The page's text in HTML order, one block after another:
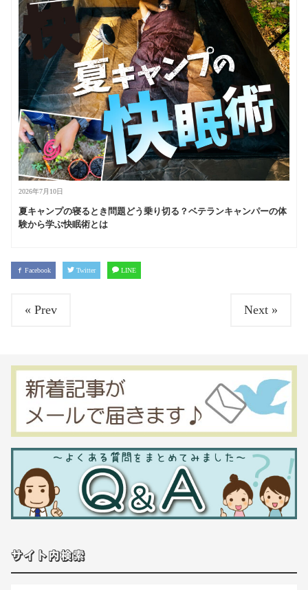
2026年7月10日
夏キャンプの寝るとき問題どう乗り切る？ベテランキャンパーの体
験から学ぶ快眠術とは
Facebook Twitter LINE
« Prev Next »
サイト内検索